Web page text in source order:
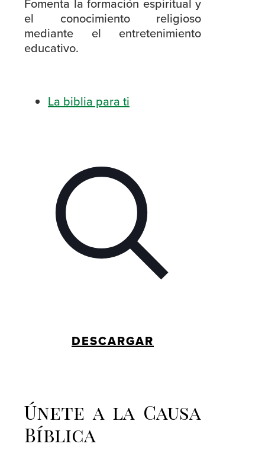
el conocimiento religioso
mediante el entretenimiento
educativo.
La biblia para ti
DESCARGAR
Únete a la Causa
Bíblica